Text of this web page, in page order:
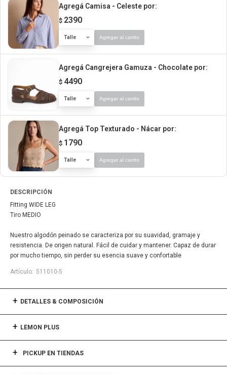
Agregá Camisa - Celeste por:
$ 2390
Talle Agregar al carrito
Agregá Cangrejera Gamuza - Chocolate por:
$ 4490
Talle Agregar al carrito
Agregá Top Texturado - Nácar por:
$ 1790
Talle Agregar al carrito
DESCRIPCIÓN
Fitting WIDE LEG
Tiro MEDIO
Nuestro algodón peinado se caracteriza por su suavidad, gramaje y
resistencia. De origen natural. Fácil de cuidar y mantener. Capaz de durar
por mucho tiempo, sin perder su esencia suave y confortable
511010-5
DETALLES & COMPOSICIÓN
LEMON PLUS
PICKUP EN TIENDAS